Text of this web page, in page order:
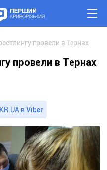
провели в Тернах
провели в Тернах
вViber